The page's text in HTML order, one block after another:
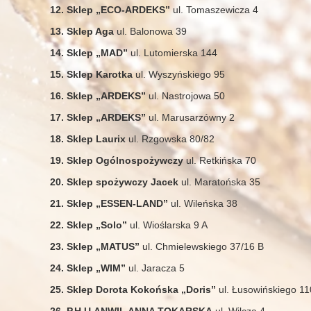
12. Sklep „ECO-ARDEKS”ul. Tomaszewicza 4
13. Sklep Aga ul. Balonowa 39
14. Sklep „MAD” ul. Lutomierska 144
15. Sklep Karotkaul. Wyszyńskiego 95
16. Sklep „ARDEKS” ul. Nastrojowa 50
17. Sklep „ARDEKS” ul. Marusarzówny 2
18. Sklep Laurix ul. Rzgowska 80/82
19. Sklep Ogólnospożywczyul. Retkińska 70
20. Sklep spożywczy Jacek ul. Maratońska 35
21. Sklep „ESSEN-LAND” ul. Wileńska 38
22. Sklep „Solo” ul. Wioślarska 9 A
23. Sklep „MATUS” ul. Chmielewskiego 37/16 B
24. Sklep „WIM” ul. Jaracza 5
25. Sklep Dorota Kokońska „Doris” ul. Łusowińskiego